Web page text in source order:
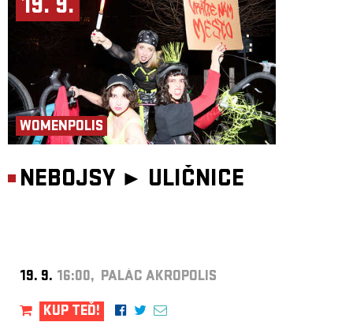
19. 9.
WOMENPOLIS
NEBOJSY ► ULIČNICE
19. 9. 16:00, PALÁC AKROPOLIS
KUP TEĎ!